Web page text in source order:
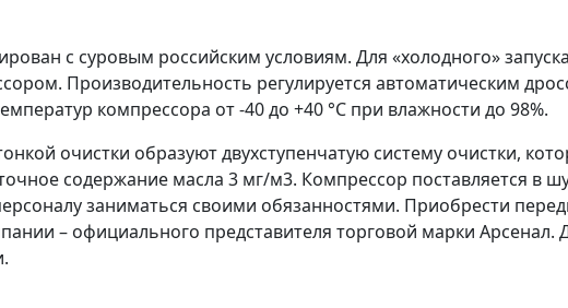
с суровым российским условиям. Для «холодного»
Производительность регулируется автоматическим
компрессора от -40 до +40 °С при влажности до 98%.
очистки образуют двухступенчатую систему очистки,
содержание масла 3 мг/м3. Компрессор поставляется в
заниматься своими обязанностями. Приобрести
– официального представителя торговой марки Арсенал.